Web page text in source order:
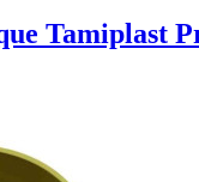
Tamiplast